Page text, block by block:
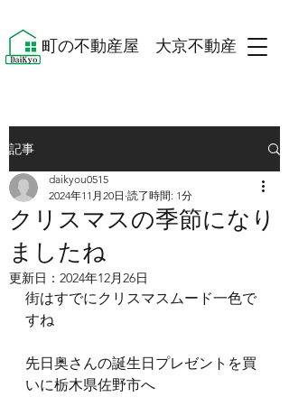
​町の不動産屋 大京不動産 ​
記事
クリスマスの季節になり
ましたね
daikyou0515
2024年11月20日 読了時間: 1分
更新日： 2024年12月26日
街はすでにクリスマスムード一色で
すね
先日奥さんの誕生日プレゼントを買
いに栃木県佐野市へ